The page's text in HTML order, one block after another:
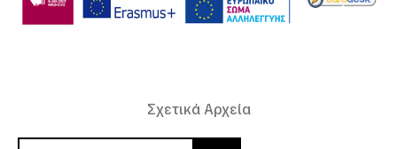
Σχετικά Αρχεία